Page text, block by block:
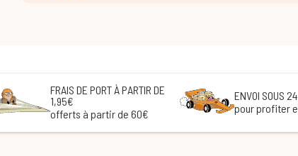
FRAIS DE PORT À PARTIR DE
1,95€
offerts à partir de 60€
ENVOI SOUS
pour profiter